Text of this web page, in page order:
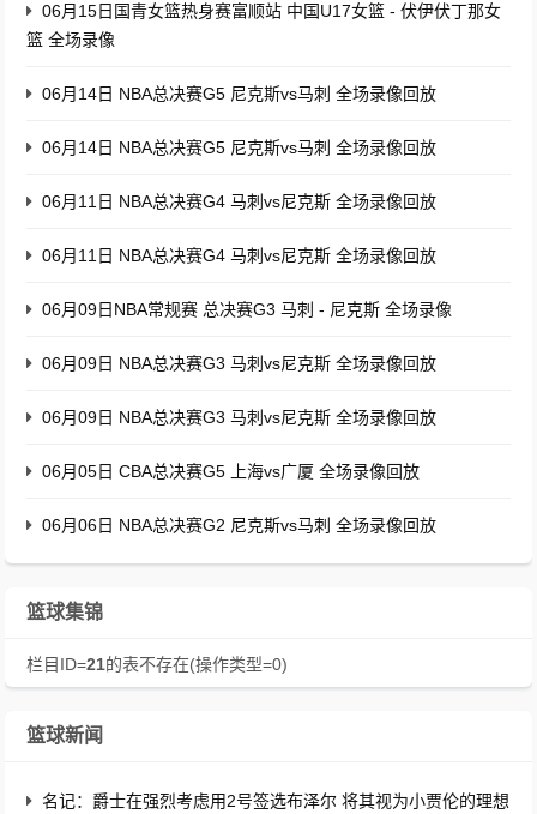
06月15日国青女篮热身赛富顺站 中国U17女篮 - 伏伊伏丁那女
篮 全场录像
06月14日 NBA总决赛G5 尼克斯vs马刺 全场录像回放
06月14日 NBA总决赛G5 尼克斯vs马刺 全场录像回放
06月11日 NBA总决赛G4 马刺vs尼克斯 全场录像回放
06月11日 NBA总决赛G4 马刺vs尼克斯 全场录像回放
06月09日NBA常规赛 总决赛G3 马刺 - 尼克斯 全场录像
06月09日 NBA总决赛G3 马刺vs尼克斯 全场录像回放
06月09日 NBA总决赛G3 马刺vs尼克斯 全场录像回放
06月05日 CBA总决赛G5 上海vs广厦 全场录像回放
06月06日 NBA总决赛G2 尼克斯vs马刺 全场录像回放
篮球集锦
栏目ID=21的表不存在(操作类型=0)
篮球新闻
名记：爵士在强烈考虑用2号签选布泽尔 将其视为小贾伦的理想